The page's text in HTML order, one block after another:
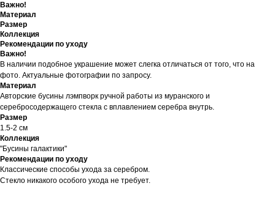
Важно!
Материал
Размер
Коллекция
Рекомендации по уходу
Важно!
В наличии подобное украшение может слегка отличаться от того, что на
фото. Актуальные фотографии по запросу.
Материал
Авторские бусины лэмпворк ручной работы из муранского и
серебросодержащего стекла с вплавлением серебра внутрь.
Размер
1.5-2 см
Коллекция
"Бусины галактики"
Рекомендации по уходу
Классические способы ухода за серебром.
Стекло никакого особого ухода не требует.